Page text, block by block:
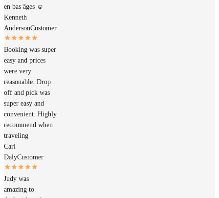
en bas âges ☺️
Kenneth
AndersonCustomer
Booking was super
easy and prices
were very
reasonable. Drop
off and pick was
super easy and
convenient. Highly
recommend when
traveling
Carl
DalyCustomer
Judy was
amazing to